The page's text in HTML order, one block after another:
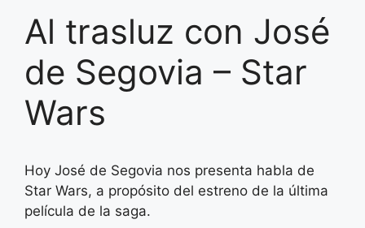
Al trasluz con José
de Segovia – Star
Wars
Hoy José de Segovia nos presenta habla de
Star Wars, a propósito del estreno de la última
película de la saga.